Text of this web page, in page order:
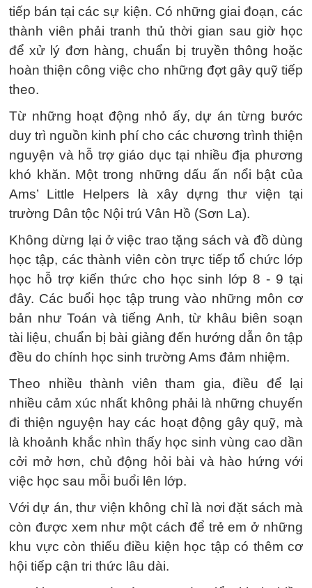
tiếp bán tại các sự kiện. Có những giai đoạn, các
thành viên phải tranh thủ thời gian sau giờ học
để xử lý đơn hàng, chuẩn bị truyền thông hoặc
hoàn thiện công việc cho những đợt gây quỹ tiếp
theo.
Từ những hoạt động nhỏ ấy, dự án từng bước
duy trì nguồn kinh phí cho các chương trình thiện
nguyện và hỗ trợ giáo dục tại nhiều địa phương
khó khăn. Một trong những dấu ấn nổi bật của
Ams’ Little Helpers là xây dựng thư viện tại
trường Dân tộc Nội trú Vân Hồ (Sơn La).
Không dừng lại ở việc trao tặng sách và đồ dùng
học tập, các thành viên còn trực tiếp tổ chức lớp
học hỗ trợ kiến thức cho học sinh lớp 8 - 9 tại
đây. Các buổi học tập trung vào những môn cơ
bản như Toán và tiếng Anh, từ khâu biên soạn
tài liệu, chuẩn bị bài giảng đến hướng dẫn ôn tập
đều do chính học sinh trường Ams đảm nhiệm.
Theo nhiều thành viên tham gia, điều để lại
nhiều cảm xúc nhất không phải là những chuyến
đi thiện nguyện hay các hoạt động gây quỹ, mà
là khoảnh khắc nhìn thấy học sinh vùng cao dần
cởi mở hơn, chủ động hỏi bài và hào hứng với
việc học sau mỗi buổi lên lớp.
Với dự án, thư viện không chỉ là nơi đặt sách mà
còn được xem như một cách để trẻ em ở những
khu vực còn thiếu điều kiện học tập có thêm cơ
hội tiếp cận tri thức lâu dài.